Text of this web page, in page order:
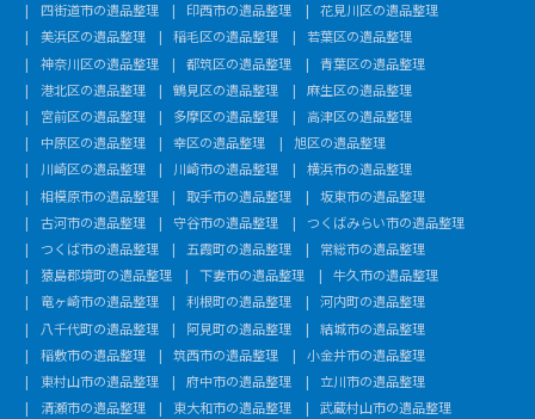
四街道市の遺品整理
印西市の遺品整理
花見川区の遺品整理
美浜区の遺品整理
稲毛区の遺品整理
若葉区の遺品整理
神奈川区の遺品整理
都筑区の遺品整理
青葉区の遺品整理
港北区の遺品整理
鶴見区の遺品整理
麻生区の遺品整理
宮前区の遺品整理
多摩区の遺品整理
高津区の遺品整理
中原区の遺品整理
幸区の遺品整理
旭区の遺品整理
川崎区の遺品整理
川崎市の遺品整理
横浜市の遺品整理
相模原市の遺品整理
取手市の遺品整理
坂東市の遺品整理
古河市の遺品整理
守谷市の遺品整理
つくばみらい市の遺品整理
つくば市の遺品整理
五霞町の遺品整理
常総市の遺品整理
猿島郡境町の遺品整理
下妻市の遺品整理
牛久市の遺品整理
竜ヶ崎市の遺品整理
利根町の遺品整理
河内町の遺品整理
八千代町の遺品整理
阿見町の遺品整理
結城市の遺品整理
稲敷市の遺品整理
筑西市の遺品整理
小金井市の遺品整理
東村山市の遺品整理
府中市の遺品整理
立川市の遺品整理
清瀬市の遺品整理
東大和市の遺品整理
武蔵村山市の遺品整理